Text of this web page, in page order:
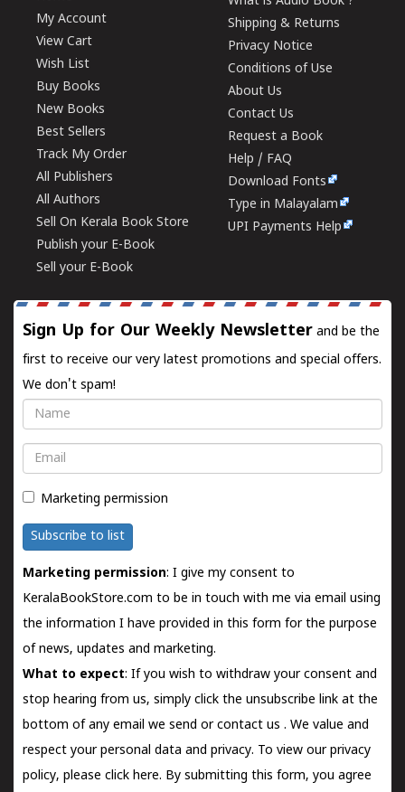
My Account
View Cart
Wish List
Buy Books
New Books
Best Sellers
Track My Order
All Publishers
All Authors
Sell On Kerala Book Store
Publish your E-Book
Sell your E-Book
Shipping & Returns
Privacy Notice
Conditions of Use
About Us
Contact Us
Request a Book
Help / FAQ
Download Fonts
Type in Malayalam
UPI Payments Help
Sign Up for Our Weekly Newsletter and be the
first to receive our very latest promotions and special offers.
We don't spam!
Name
Email
Marketing permission
Subscribe to list
Marketing permission: I give my consent to
KeralaBookStore.com to be in touch with me via email using
the information I have provided in this form for the purpose
of news, updates and marketing.
What to expect: If you wish to withdraw your consent and
stop hearing from us, simply click the unsubscribe link at the
bottom of any email we send orcontact us . We value and
respect your personal data and privacy. To view our privacy
policy, please click here. By submitting this form, you agree